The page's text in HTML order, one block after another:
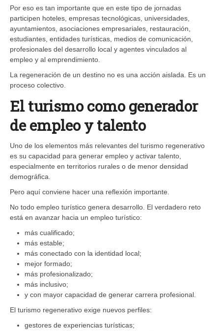
Por eso es tan importante que en este tipo de jornadas
participen hoteles, empresas tecnológicas, universidades,
ayuntamientos, asociaciones empresariales, restauración,
estudiantes, entidades turísticas, medios de comunicación,
profesionales del desarrollo local y agentes vinculados al
empleo y al emprendimiento.
La regeneración de un destino no es una acción aislada. Es un
proceso colectivo.
El turismo como generador
de empleo y talento
Uno de los elementos más relevantes del turismo regenerativo
es su capacidad para generar empleo y activar talento,
especialmente en territorios rurales o de menor densidad
demográfica.
Pero aquí conviene hacer una reflexión importante.
No todo empleo turístico genera desarrollo. El verdadero reto
está en avanzar hacia un empleo turístico:
más cualificado;
más estable;
más conectado con la identidad local;
mejor formado;
más profesionalizado;
más inclusivo;
y con mayor capacidad de generar carrera profesional.
El turismo regenerativo exige nuevos perfiles:
gestores de experiencias turísticas;